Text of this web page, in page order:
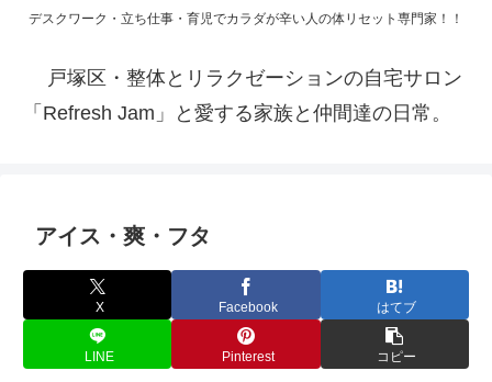
デスクワーク・立ち仕事・育児でカラダが辛い人の体リセット専門家！！
戸塚区・整体とリラクゼーションの自宅サロン
「Refresh Jam」と愛する家族と仲間達の日常。
アイス・爽・フタ
X Facebook はてブ
LINE Pinterest コピー